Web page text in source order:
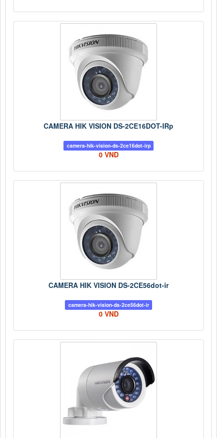
CAMERA HIK VISION DS-2CE16DOT-IRp
camera-hik-vision-ds-2ce16dot-irp
0 VND
CAMERA HIK VISION DS-2CE56dot-ir
camera-hik-vision-ds-2ce56dot-ir
0 VND